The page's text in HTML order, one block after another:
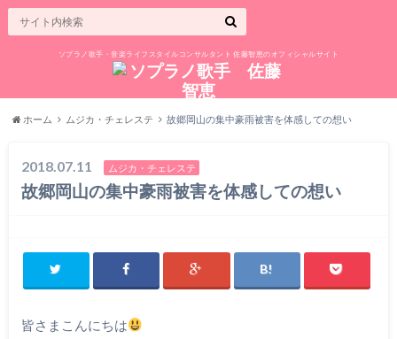
ソプラノ歌手・音楽ライフスタイルコンサルタント 佐藤智恵のオフィシャルサイト
ホーム ムジカ・チェレステ 故郷岡山の集中豪雨被害を体感しての想い
2018.07.11 ムジカ・チェレステ
故郷岡山の集中豪雨被害を体感しての想い
皆さまこんにちは